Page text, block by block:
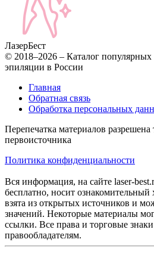
ЛазерБест
© 2018–2026 – Каталог популярных
эпиляции в России
Главная
Обратная связь
Обработка персональных
Перепечатка материалов разрешена
первоисточника
Политика конфиденциальности
Вся информация, на сайте laser-
бесплатно, носит
взята из открытых источников и
значений. Некоторые материалы
ссылки. Все права и торговые
правообладателям.